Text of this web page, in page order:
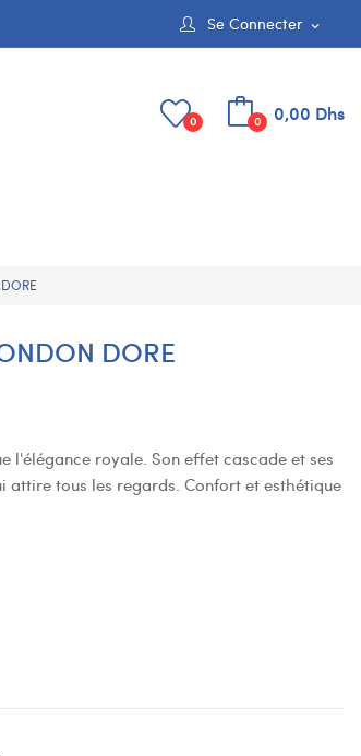
Se Connecter expand_more
0,00 Dhs
0
0
DORE
l'élégance royale. Son effet cascade et ses
attire tous les regards. Confort et esthétique